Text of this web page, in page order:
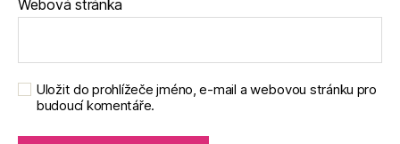
Webová stránka
Uložit do prohlížeče jméno, e-mail a webovou stránku pro
budoucí komentáře.